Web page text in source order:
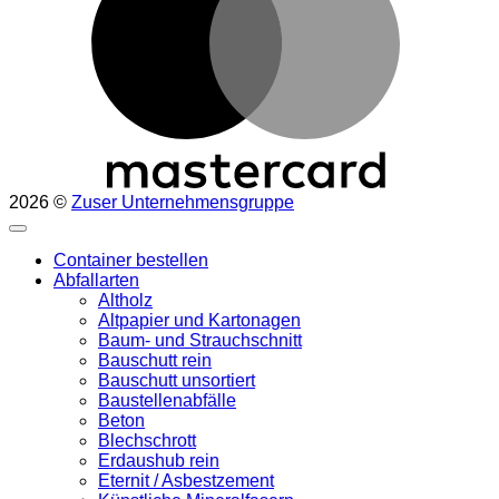
2026 © Zuser Unternehmensgruppe
Container bestellen
Abfallarten
Altholz
Altpapier und Kartonagen
Baum- und Strauchschnitt
Bauschutt rein
Bauschutt unsortiert
Baustellenabfälle
Beton
Blechschrott
Erdaushub rein
Eternit / Asbestzement